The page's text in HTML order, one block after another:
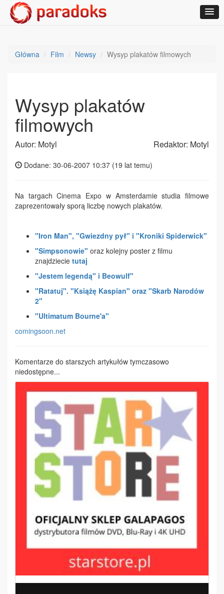
Główna Film Newsy Wysyp plakatów filmowych
Wysyp plakatów
filmowych
Autor: Motyl Redaktor: Motyl
Dodane: 30-06-2007 10:37 (19 lat temu)
Na targach Cinema Expo w Amsterdamie studia filmowe
zaprezentowały sporą liczbę nowych plakatów.
"Iron Man", "Gwiezdny pył" i "Kroniki Spiderwick"
"Simpsonowie" oraz kolejny poster z filmu
znajdziecie tutaj
"Jestem legendą" i Beowulf"
"Ratatuj". "Książę Kaspian" oraz "Skarb Narodów
2"
"Ultimatum Bourne'a"
comingsoon.net
Komentarze do starszych artykułów tymczasowo
niedostępne...